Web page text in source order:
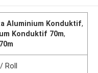
Aluminium Konduktif,
Konduktif 70m,
Roll